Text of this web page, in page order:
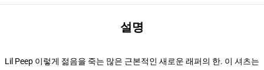
설명
Lil Peep 이렇게 젊음을 죽는 많은 근본적인 새로운 래퍼의 한. 이 셔츠는